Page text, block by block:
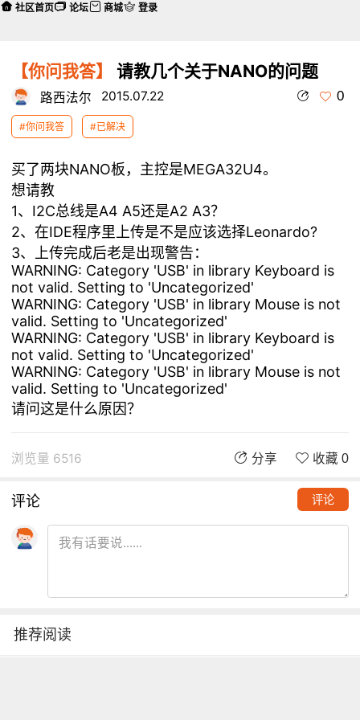
【你问我答】 请教几个关于NANO的问题
路西法尔 2015.07.22 0
#你问我答 #已解决
买了两块NANO板，主控是MEGA32U4。
想请教
1、I2C总线是A4 A5还是A2 A3？
2、在IDE程序里上传是不是应该选择Leonardo?
3、上传完成后老是出现警告：
WARNING: Category 'USB' in library Keyboard is
not valid. Setting to 'Uncategorized'
WARNING: Category 'USB' in library Mouse is not
valid. Setting to 'Uncategorized'
WARNING: Category 'USB' in library Keyboard is
not valid. Setting to 'Uncategorized'
WARNING: Category 'USB' in library Mouse is not
valid. Setting to 'Uncategorized'
请问这是什么原因？
浏览量 6516 分享 收藏 0
评论 评论
推荐阅读
社区首页 论坛 商城 登录